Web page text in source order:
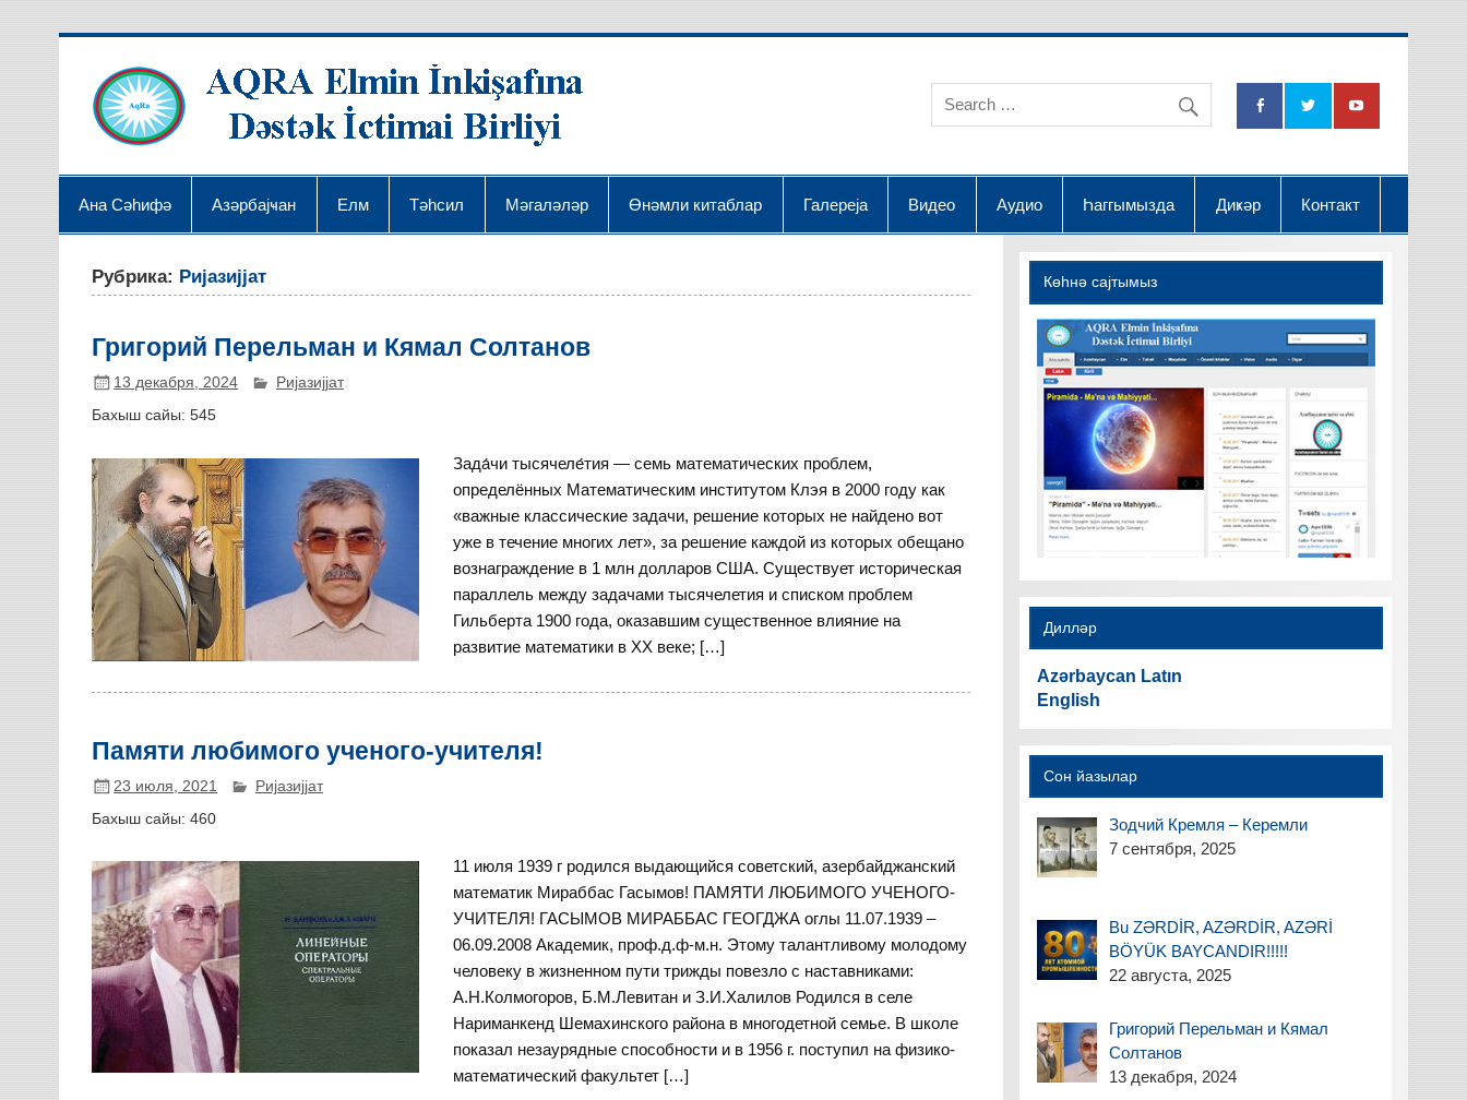
AQRA Elmin İnkişafına Dətsək İctimai Birliyi
Ана Сәһифә Азәрбајҹан Елм Тәһсил Мәгаләләр Өнәмли китаблар Галереја Видео Аудио Һаггымызда Диҝәр Контакт
Рубрика: Ријазијјат
Григорий Перельман и Кямал Солтанов
13 декабря, 2024 Ријазијјат
Бахыш сайы: 545
Зада́чи тысячеле́тия — семь математических проблем,
определённых Математическим институтом Клэя в 2000 году как
«важные классические задачи, решение которых не найдено вот
уже в течение многих лет», за решение каждой из которых обещано
вознаграждение в 1 млн долларов США. Существует историческая
параллель между задачами тысячелетия и списком проблем
Гильберта 1900 года, оказавшим существенное влияние на
развитие математики в XX веке; […]
Памяти любимого ученого-учителя!
23 июля, 2021 Ријазијјат
Бахыш сайы: 460
11 июля 1939 г родился выдающийся советский, азербайджанский
математик Мираббас Гасымов! ПАМЯТИ ЛЮБИМОГО УЧЕНОГО-
УЧИТЕЛЯ! ГАСЫМОВ МИРАББАС ГЕОГДЖА оглы 11.07.1939 –
06.09.2008 Академик, проф.д.ф-м.н. Этому талантливому молодому
человеку в жизненном пути трижды повезло с наставниками:
А.Н.Колмогоров, Б.М.Левитан и З.И.Халилов Родился в селе
Нариманкенд Шемахинского района в многодетной семье. В школе
показал незаурядные способности и в 1956 г. поступил на физико-
математический факультет […]
Көһнә саjтымыз
Дилләр
Azərbaycan Latın
English
Сон йазылар
Зодчий Кремля – Керемли
7 сентября, 2025
Bu ZƏRDİR, AZƏRDİR, AZƏRİ
BÖYÜK BAYCANDIR!!!!!
22 августа, 2025
Григорий Перельман и Кямал
Солтанов
13 декабря, 2024